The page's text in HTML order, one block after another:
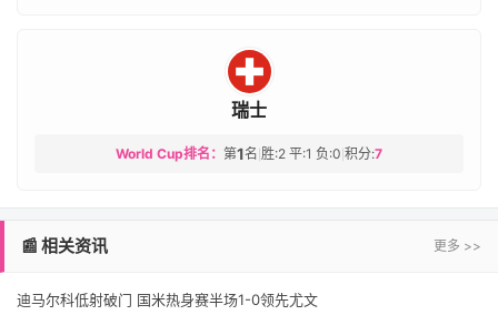
瑞士
World Cup排名： 第1名 胜:2 平:1 负:0 积分:7
📰 相关资讯 更多 >>
迪马尔科低射破门 国米热身赛半场1-0领先尤文